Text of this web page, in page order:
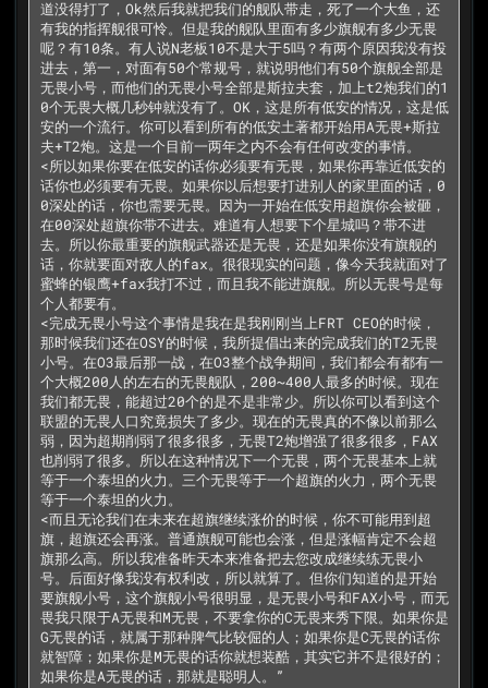
道没得打了，Ok然后我就把我们的舰队带走，死了一个大鱼，还
有我的指挥舰很可怜。但是我的舰队里面有多少旗舰有多少无畏
呢？有10条。有人说N老板10不是大于5吗？有两个原因我没有投
进去，第一，对面有50个常规号，就说明他们有50个旗舰全部是
无畏小号，而他们的无畏小号全部是斯拉夫套，加上t2炮我们的1
0个无畏大概几秒钟就没有了。OK，这是所有低安的情况，这是低
安的一个流行。你可以看到所有的低安土著都开始用A无畏+斯拉
夫+T2炮。这是一个目前一两年之内不会有任何改变的事情。
<所以如果你要在低安的话你必须要有无畏，如果你再靠近低安的
话你也必须要有无畏。如果你以后想要打进别人的家里面的话，0
0深处的话，你也需要无畏。因为一开始在低安用超旗你会被砸，
在00深处超旗你带不进去。难道有人想要下个星城吗？带不进
去。所以你最重要的旗舰武器还是无畏，还是如果你没有旗舰的
话，你就要面对敌人的fax。很很现实的问题，像今天我就面对了
蜜蜂的银鹰+fax我打不过，而且我不能进旗舰。所以无畏号是每
个人都要有。
<完成无畏小号这个事情是我在是我刚刚当上FRT CEO的时候，
那时候我们还在OSY的时候，我所提倡出来的完成我们的T2无畏
小号。在O3最后那一战，在O3整个战争期间，我们都会有都有一
个大概200人的左右的无畏舰队，200~400人最多的时候。现在
我们都无畏，能超过20个的是不是非常少。所以你可以看到这个
联盟的无畏人口究竟损失了多少。现在的无畏真的不像以前那么
弱，因为超期削弱了很多很多，无畏T2炮增强了很多很多，FAX
也削弱了很多。所以在这种情况下一个无畏，两个无畏基本上就
等于一个泰坦的火力。三个无畏等于一个超旗的火力，两个无畏
等于一个泰坦的火力。
<而且无论我们在未来在超旗继续涨价的时候，你不可能用到超
旗，超旗还会再涨。普通旗舰可能也会涨，但是涨幅肯定不会超
旗那么高。所以我准备昨天本来准备把去您改成继续练无畏小
号。后面好像我没有权利改，所以就算了。但你们知道的是开始
要旗舰小号，这个旗舰小号很明显，是无畏小号和FAX小号，而无
畏我只限于A无畏和M无畏，不要拿你的C无畏来秀下限。如果你是
G无畏的话，就属于那种脾气比较倔的人；如果你是C无畏的话你
就智障；如果你是M无畏的话你就想装酷，其实它并不是很好的；
如果你是A无畏的话，那就是聪明人。”